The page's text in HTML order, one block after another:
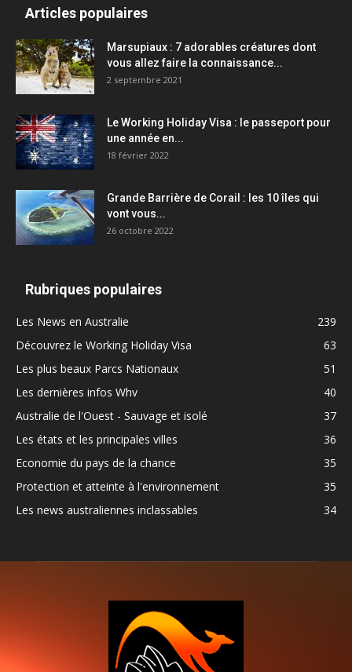
Articles populaires
Marsupiaux : 7 adorables créatures dont
vous allez faire la connaissance...
2 septembre 2021
Le Working Holiday Visa : le passeport pour
une année en...
18 février 2022
Grande Barrière de Corail : les 10 îles qui
vont vous...
26 octobre 2022
Rubriques populaires
Les News en Australie
239
Découvrez le Working Holiday Visa
63
Les plus beaux Parcs Nationaux
51
Les dernières infos Whv
40
Australie de l'Ouest - Sauvage et isolé
37
Les états et les principales villes
36
Economie du pays de la chance
35
Protection et atteinte à l'environnement
35
Les news australiennes inclassables
34